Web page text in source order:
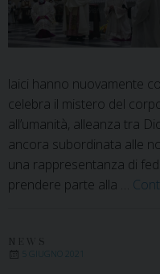
laici hanno nuovamente
celebra il mistero del
all’umanità, alleanza tra
ancora subordinata alle
una rappresentanza di
prendere parte alla …
5 GIUGNO 2021